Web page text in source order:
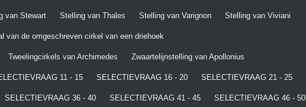
van Stewart Stelling van Thales Stelling van Varignon Stelling van Viviani
van de omgeschreven cirkel van een driehoek
Tweelingcirkels van Archimedes Zwaartelijnstelling van Apollonius
11 - 15 SELECTIEVRAAG 16 - 20 SELECTIEVRAAG 21 - 25
SELECTIEVRAAG 36 - 40 SELECTIEVRAAG 41 - 45 SELECTIEVRAAG 46 - 50